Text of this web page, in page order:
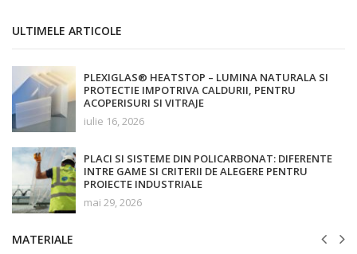
ULTIMELE ARTICOLE
PLEXIGLAS® HEATSTOP – LUMINA NATURALA SI
PROTECTIE IMPOTRIVA CALDURII, PENTRU
ACOPERISURI SI VITRAJE
iulie 16, 2026
PLACI SI SISTEME DIN POLICARBONAT: DIFERENTE
INTRE GAME SI CRITERII DE ALEGERE PENTRU
PROIECTE INDUSTRIALE
mai 29, 2026
MATERIALE